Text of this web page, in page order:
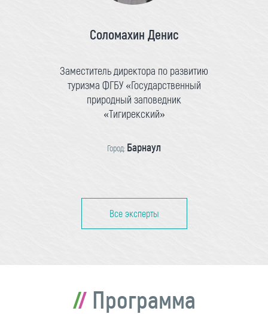
Соломахин Денис
Заместитель директора по развитию
туризма ФГБУ «Государственный
природный заповедник
«Тигирекский»
Город: Барнаул
Все эксперты
Программа